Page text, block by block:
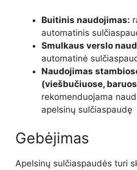
Buitinis naudojimas:
automatinis
Smulkaus verslo
automatinė
Naudojimas
(viešbučiuose,
rekomenduojama
apelsinų sulčiaspaudę
Gebėjimas
Apelsinų sulčiaspaudės turi